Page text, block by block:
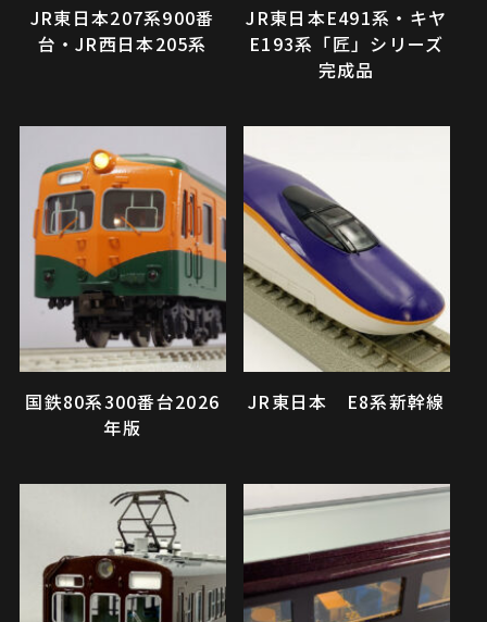
JR東日本207系900番
台・JR西日本205系
JR東日本E491系・キヤ
E193系「匠」シリーズ
完成品
国鉄80系300番台2026
年版
JR東日本 E8系新幹線